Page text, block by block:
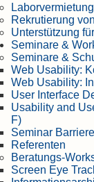
Laborvermietung
Rekrutierung
Unterstützung
Seminare &
Seminare &
Web Usability:
Web Usability:
User Interface
Usability and
F)
Seminar
Referenten
Beratungs-
Screen Eye